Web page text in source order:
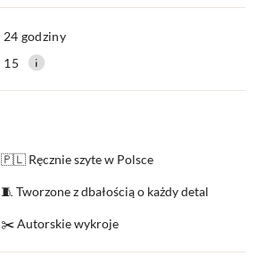
24 godziny
15
🇵🇱 Ręcznie szyte w Polsce
🧵 Tworzone z dbałością o każdy detal
✂️ Autorskie wykroje